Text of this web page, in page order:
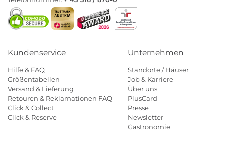
Kundenservice
Hilfe & FAQ
Größentabellen
Versand & Lieferung
Retouren & Reklamationen FAQ
Click & Collect
Click & Reserve
Unternehmen
Standorte / Häuser
Job & Karriere
Über uns
PlusCard
Presse
Newsletter
Gastronomie